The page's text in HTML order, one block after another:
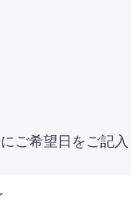
ご希望日をご記入